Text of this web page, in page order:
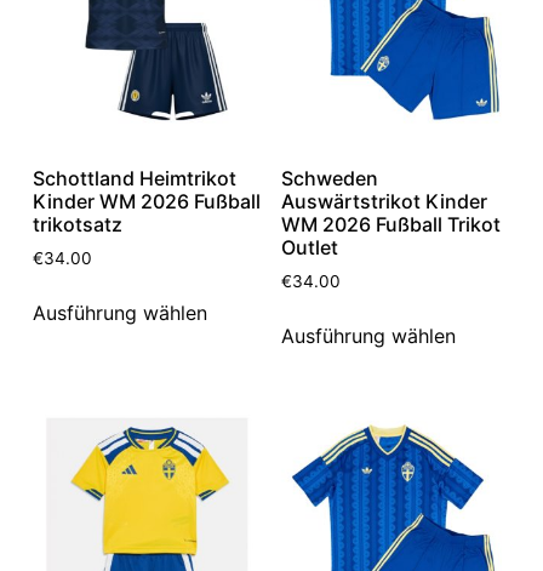
Schottland Heimtrikot
Kinder WM 2026 Fußball
trikotsatz
€34.00
Ausführung wählen
Schweden
Auswärtstrikot Kinder
WM 2026 Fußball Trikot
Outlet
€34.00
Ausführung wählen